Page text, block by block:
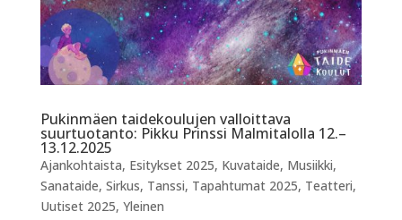
Pukinmäen taidekoulujen valloittava
suurtuotanto: Pikku Prinssi Malmitalolla 12.–
13.12.2025
Ajankohtaista, Esitykset 2025, Kuvataide, Musiikki,
Sanataide, Sirkus, Tanssi, Tapahtumat 2025, Teatteri,
Uutiset 2025, Yleinen